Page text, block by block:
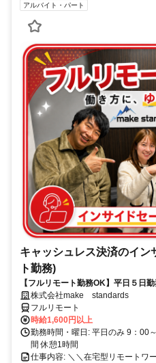
アルバイト・パート
キャッシュレス決済のイン
ト勤務)
【フルリモート勤務OK】平日５日
スキルアップ
株式会社make standards
フルリモート
時給1,600円以上
勤務時間・曜日: 平日のみ 9：00
間 休憩1時間
仕事内容: ＼＼在宅型リモートワ